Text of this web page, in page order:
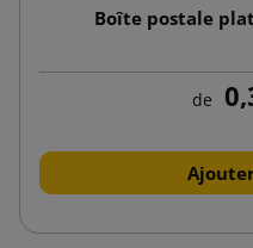
Boîte postale
de